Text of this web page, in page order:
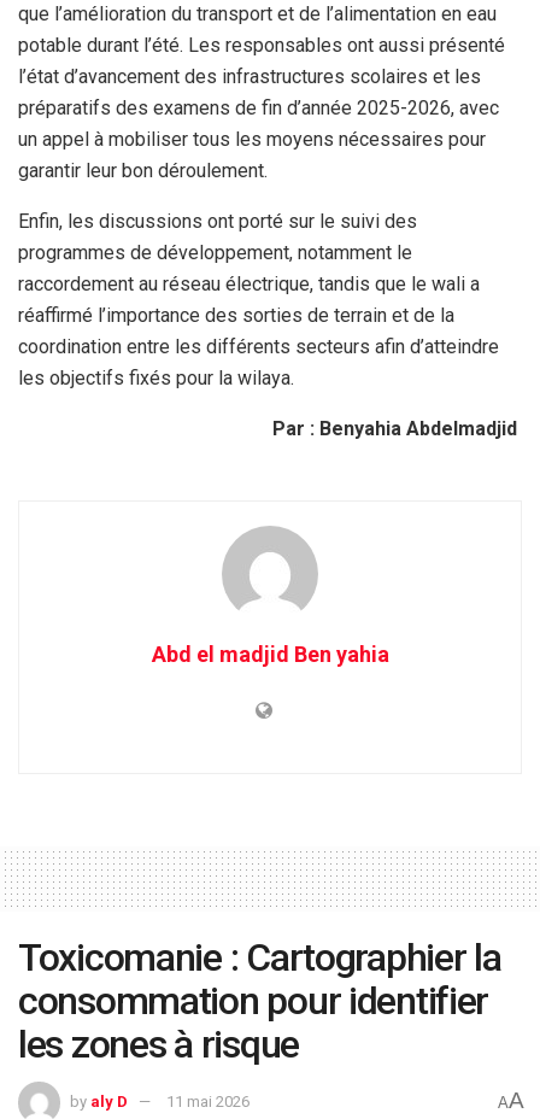
que l’amélioration du transport et de l’alimentation en eau
potable durant l’été. Les responsables ont aussi présenté
l’état d’avancement des infrastructures scolaires et les
préparatifs des examens de fin d’année 2025-2026, avec
un appel à mobiliser tous les moyens nécessaires pour
garantir leur bon déroulement.
Enfin, les discussions ont porté sur le suivi des
programmes de développement, notamment le
raccordement au réseau électrique, tandis que le wali a
réaffirmé l’importance des sorties de terrain et de la
coordination entre les différents secteurs afin d’atteindre
les objectifs fixés pour la wilaya.
Par : Benyahia Abdelmadjid
Abd el madjid Ben yahia
Toxicomanie : Cartographier la
consommation pour identifier
les zones à risque
by aly D 11 mai 2026 AA